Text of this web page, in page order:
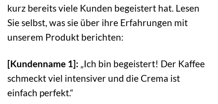
kurz bereits viele Kunden begeistert hat. Lesen
Sie selbst, was sie über ihre Erfahrungen mit
unserem Produkt berichten:
[Kundenname 1]: „Ich bin begeistert! Der Kaffee
schmeckt viel intensiver und die Crema ist
einfach perfekt.“